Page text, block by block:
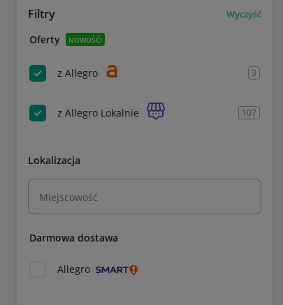
Filtry Wyczyść
Oferty NOWOŚĆ!
z Allegro 3
z Allegro Lokalnie 107
Lokalizacja
Miejscowość
Darmowa dostawa
Allegro